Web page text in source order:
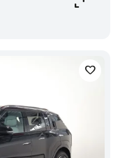
favorite